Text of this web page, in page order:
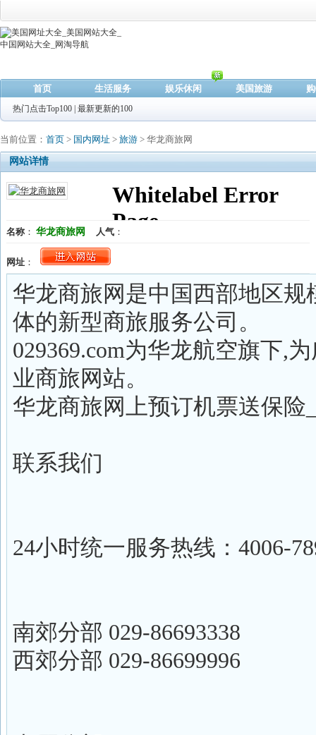
首页 生活服务 娱乐休闲 美国旅游
热门点击Top100 最新更新的100
当前位置： 首页 > 国内网址 > 旅游 > 华龙商旅网
网站详情
名称 ： 华龙商旅网 人气 ：
网址 ：
华龙商旅网是中国西部地区
体的新型商旅服务公司。
029369.com为华龙航空旗下,
业商旅网站。
华龙商旅网上预订机票送保
联系我们
24小时统一服务热线：4006-
南郊分部 029-86693338
西郊分部 029-86699996